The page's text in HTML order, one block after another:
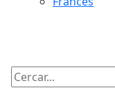
Cercar: